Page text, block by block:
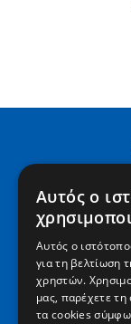
Αυτός ο
Αυτός ο
για τη βελτίωση
χρηστών.
μας, παρέχετε τη
τα cookies